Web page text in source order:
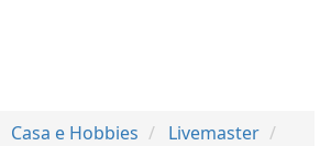
Casa e Hobbies
Livemaster